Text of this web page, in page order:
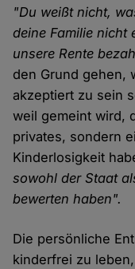
"Du weißt nicht,
deine Familie nicht
unsere Rente
den Grund gehen,
akzeptiert zu sein
weil gemeint wird,
privates, sondern
Kinderlosigkeit
sowohl der Staat
bewerten haben".
Die persönliche
kinderfrei zu